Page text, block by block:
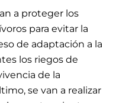
a proteger los
para evitar la
de adaptación a la
los riegos de
de la
se van a realizar